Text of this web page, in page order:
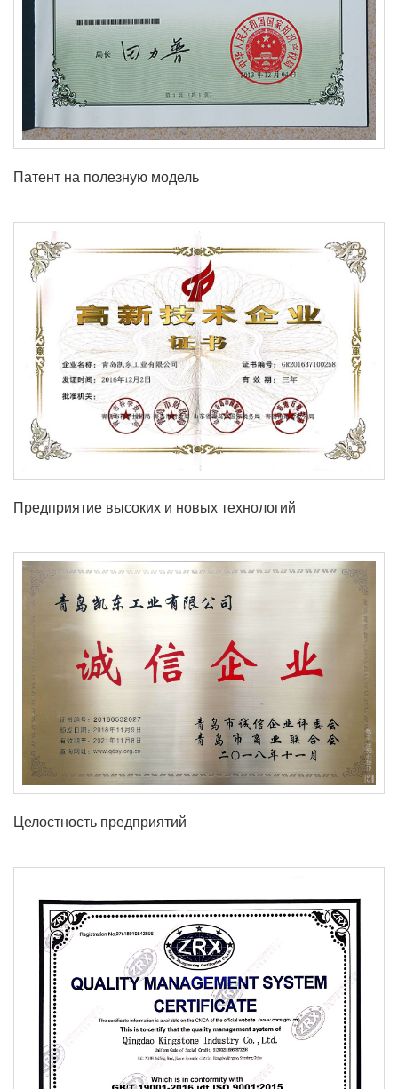
Патент на полезную модель
Предприятие высоких и новых технологий
Целостность предприятий